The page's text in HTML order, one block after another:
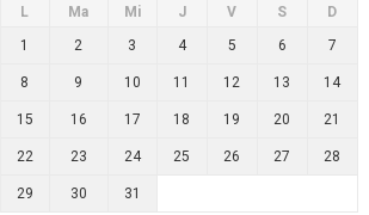
L Ma Mi J V S
D
1
2 3 4 5 6 7
8 9 10 11 12 13 14
15 16 17 18 19 20 21
22 23 24 25 26 27 28
29 30 31